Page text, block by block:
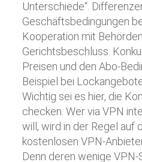
Unterschiede“.
Geschäftsbedingungen
Kooperation mit
Gerichtsbeschluss.
Preisen und den Abo-
Beispiel bei
Wichtig sei es hier, die
checken. Wer via VPN
will, wird in der Regel auf
kostenlosen VPN-
Denn deren wenige